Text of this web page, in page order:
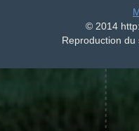
© 2014
Reproduction du